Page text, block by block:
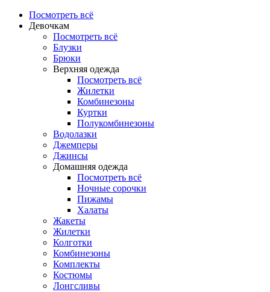
Посмотреть всё
Девочкам
Посмотреть всё
Блузки
Брюки
Верхняя одежда
Посмотреть всё
Жилетки
Комбинезоны
Куртки
Полукомбинезоны
Водолазки
Джемперы
Джинсы
Домашняя одежда
Посмотреть всё
Ночные сорочки
Пижамы
Халаты
Жакеты
Жилетки
Колготки
Комбинезоны
Комплекты
Костюмы
Лонгсливы